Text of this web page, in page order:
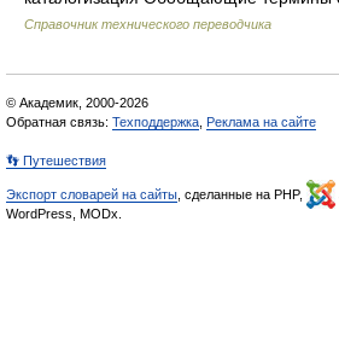
Справочник технического переводчика
© Академик, 2000-2026
Обратная связь: Техподдержка Реклама на сайте
👣 Путешествия
Экспорт словарей на сайты , сделанные на PHP,
WordPress, MODx.